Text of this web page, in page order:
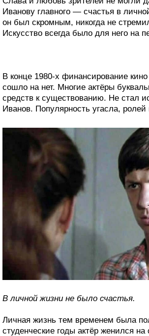
Иванову главного — счастья в
он был скромным, никогда не
Искусство всегда было для него на
В конце 1980-х финансирование кино
сошло на нет. Многие актёры
средств к существованию. Не стал
Иванов. Популярность угасла,
В личной жизни не было счастья.
Личная жизнь тем временем была
студенческие годы актёр женился на